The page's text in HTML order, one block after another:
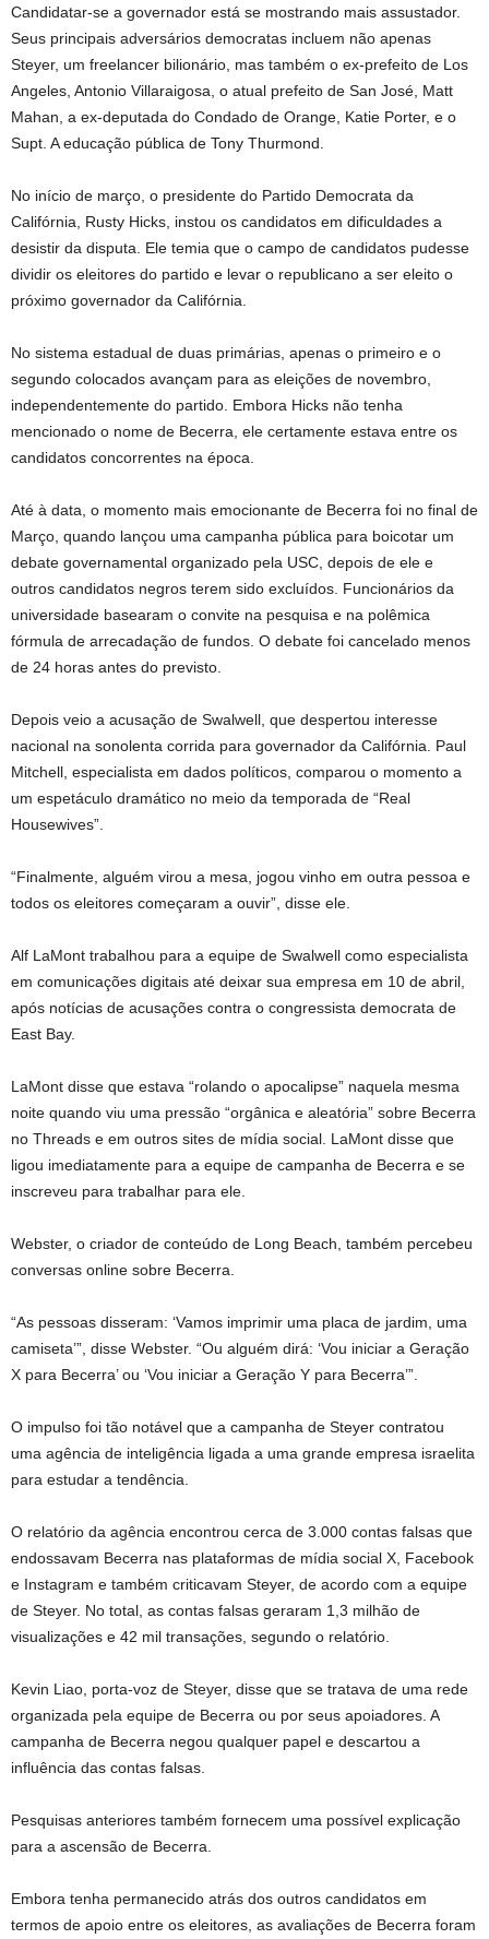
Candidatar-se a governador está se mostrando mais assustador.
Seus principais adversários democratas incluem não apenas
Steyer, um freelancer bilionário, mas também o ex-prefeito de Los
Angeles, Antonio Villaraigosa, o atual prefeito de San José, Matt
Mahan, a ex-deputada do Condado de Orange, Katie Porter, e o
Supt. A educação pública de Tony Thurmond.
No início de março, o presidente do Partido Democrata da
Califórnia, Rusty Hicks, instou os candidatos em dificuldades a
desistir da disputa. Ele temia que o campo de candidatos pudesse
dividir os eleitores do partido e levar o republicano a ser eleito o
próximo governador da Califórnia.
No sistema estadual de duas primárias, apenas o primeiro e o
segundo colocados avançam para as eleições de novembro,
independentemente do partido. Embora Hicks não tenha
mencionado o nome de Becerra, ele certamente estava entre os
candidatos concorrentes na época.
Até à data, o momento mais emocionante de Becerra foi no final de
Março, quando lançou uma campanha pública para boicotar um
debate governamental organizado pela USC, depois de ele e
outros candidatos negros terem sido excluídos. Funcionários da
universidade basearam o convite na pesquisa e na polêmica
fórmula de arrecadação de fundos. O debate foi cancelado menos
de 24 horas antes do previsto.
Depois veio a acusação de Swalwell, que despertou interesse
nacional na sonolenta corrida para governador da Califórnia. Paul
Mitchell, especialista em dados políticos, comparou o momento a
um espetáculo dramático no meio da temporada de “Real
Housewives”.
“Finalmente, alguém virou a mesa, jogou vinho em outra pessoa e
todos os eleitores começaram a ouvir”, disse ele.
Alf LaMont trabalhou para a equipe de Swalwell como especialista
em comunicações digitais até deixar sua empresa em 10 de abril,
após notícias de acusações contra o congressista democrata de
East Bay.
LaMont disse que estava “rolando o apocalipse” naquela mesma
noite quando viu uma pressão “orgânica e aleatória” sobre Becerra
no Threads e em outros sites de mídia social. LaMont disse que
ligou imediatamente para a equipe de campanha de Becerra e se
inscreveu para trabalhar para ele.
Webster, o criador de conteúdo de Long Beach, também percebeu
conversas online sobre Becerra.
“As pessoas disseram: ‘Vamos imprimir uma placa de jardim, uma
camiseta’”, disse Webster. “Ou alguém dirá: ‘Vou iniciar a Geração
X para Becerra’ ou ‘Vou iniciar a Geração Y para Becerra’”.
O impulso foi tão notável que a campanha de Steyer contratou
uma agência de inteligência ligada a uma grande empresa israelita
para estudar a tendência.
O relatório da agência encontrou cerca de 3.000 contas falsas que
endossavam Becerra nas plataformas de mídia social X, Facebook
e Instagram e também criticavam Steyer, de acordo com a equipe
de Steyer. No total, as contas falsas geraram 1,3 milhão de
visualizações e 42 mil transações, segundo o relatório.
Kevin Liao, porta-voz de Steyer, disse que se tratava de uma rede
organizada pela equipe de Becerra ou por seus apoiadores. A
campanha de Becerra negou qualquer papel e descartou a
influência das contas falsas.
Pesquisas anteriores também fornecem uma possível explicação
para a ascensão de Becerra.
Embora tenha permanecido atrás dos outros candidatos em
termos de apoio entre os eleitores, as avaliações de Becerra foram